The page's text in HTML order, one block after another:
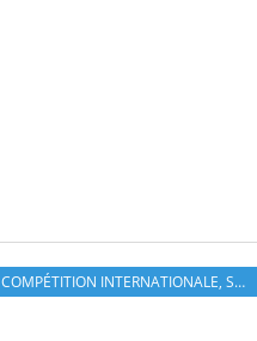
COMPÉTITION INTERNATIONALE, SF ,